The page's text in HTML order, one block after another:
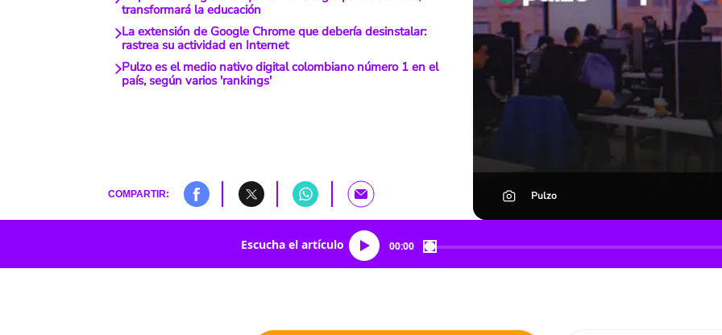
transformará la educación
La extensión de Google Chrome que debería desinstalar:
rastrea su actividad en Internet
Pulzo es el medio nativo digital colombiano número 1 en el
país, según varios 'rankings'
COMPARTIR: Pulzo
Escucha el artículo 00:00